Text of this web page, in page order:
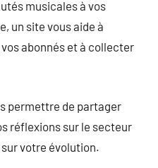
musicales à vos
un site vous aide à
abonnés et à collecter
permettre de partager
réflexions sur le secteur
votre évolution.